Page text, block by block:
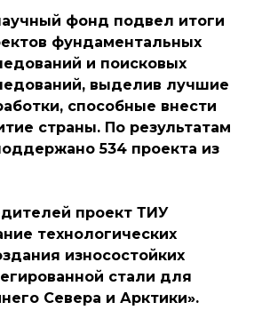
фонд подвел итоги
фундаментальных
и поисковых
выделив лучшие
способные внести
страны. По результатам
534 проекта из
проект ТИУ
технологических
износостойких
стали для
Севера и Арктики».